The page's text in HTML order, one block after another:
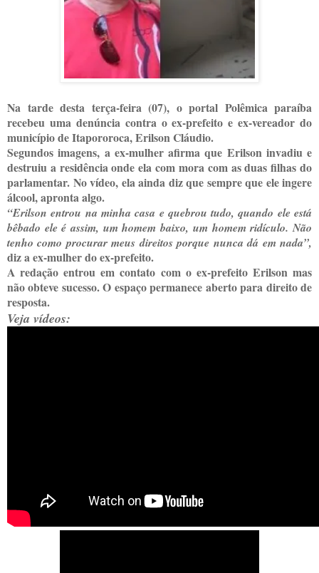
Na tarde desta terça-feira (07), o portal Polêmica paraíba
recebeu uma denúncia contra o ex-prefeito e ex-vereador do
município de Itapororoca, Erilson Cláudio.
Segundos imagens, a ex-mulher afirma que Erilson invadiu e
destruiu a residência onde ela com mora com as duas filhas do
parlamentar. No vídeo, ela ainda diz que sempre que ele ingere
álcool, apronta algo.
“Erilson entrou na minha casa e quebrou tudo, quando ele está
bêbado ele é assim, um homem baixo, um homem ridículo. Não
tenho como procurar meus direitos porque nunca dá em nada”,
diz a ex-mulher do ex-prefeito.
A redação entrou em contato com o ex-prefeito Erilson mas
não obteve sucesso. O espaço permanece aberto para direito de
resposta.
Veja vídeos: